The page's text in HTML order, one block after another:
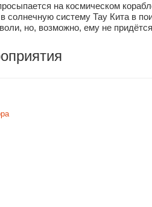
на космическом
в солнечную систему Тау Кита в
но, возможно, ему не